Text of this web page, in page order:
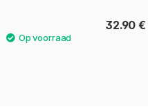
32.90 €